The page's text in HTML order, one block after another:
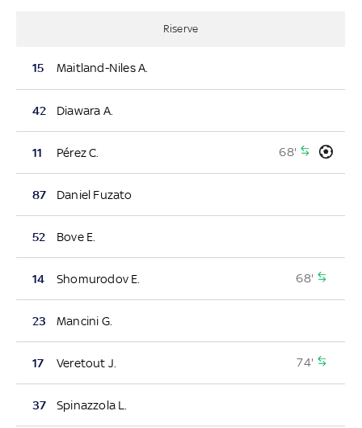
Riserve
15 Maitland-Niles A.
42 Diawara A.
11 Pérez C. 68'
87 Daniel Fuzato
52 Bove E.
14 Shomurodov E. 68'
23 Mancini G.
17 Veretout J. 74'
37 Spinazzola L.